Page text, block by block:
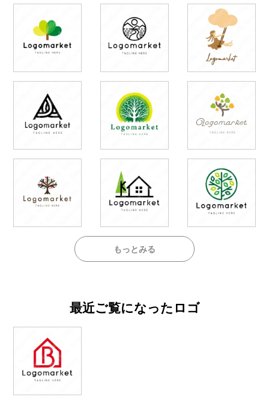
もっとみる
最近ご覧になったロゴ